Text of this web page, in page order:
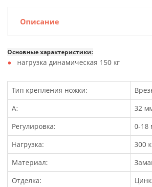
Описание
Основные характеристики:
нагрузка динамическая 150 кг
Тип крепления ножки:
А:
32
Регулировка:
0-18
Нагрузка:
300
Материал:
Отделка: